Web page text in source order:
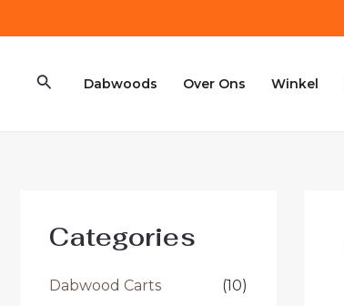
naar
inhoudZoekenDabwoods Over Ons Winkel
Categories
Dabwood Carts (10)